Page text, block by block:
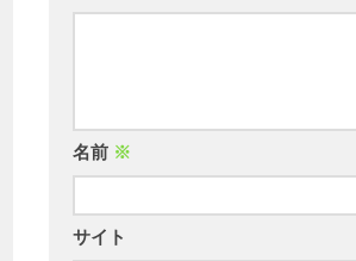
名前 ※
サイト